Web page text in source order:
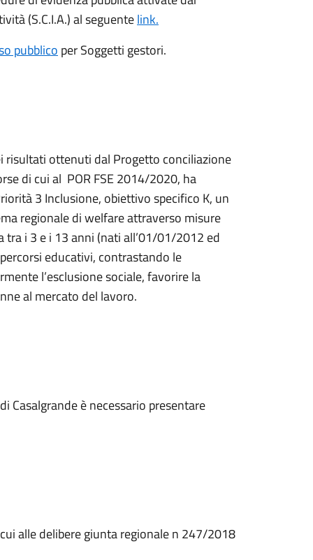
(S.C.I.A.) al seguentelink.
pubblico per Soggetti gestori.
risultati ottenuti dal Progetto conciliazione
di cui al POR FSE 2014/2020, ha
3 Inclusione, obiettivo specifico K, un
regionale di welfare attraverso misure
tra i 3 e i 13 anni (nati all’01/01/2012 ed
educativi, contrastando le
l’esclusione sociale, favorire la
al mercato del lavoro.
Casalgrande è necessario presentare
alle delibere giunta regionale n 247/2018